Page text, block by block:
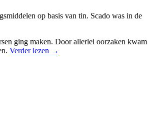
op basis van tin. Scado was in de
ging maken. Door allerlei oorzaken kwam
Verder lezen →